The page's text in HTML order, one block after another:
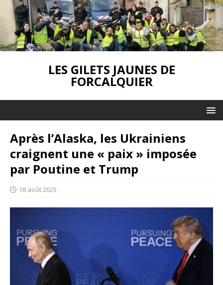
LES GILETS JAUNES DE
FORCALQUIER
Après l’Alaska, les Ukrainiens
craignent une « paix » imposée
par Poutine et Trump
18 août 2025